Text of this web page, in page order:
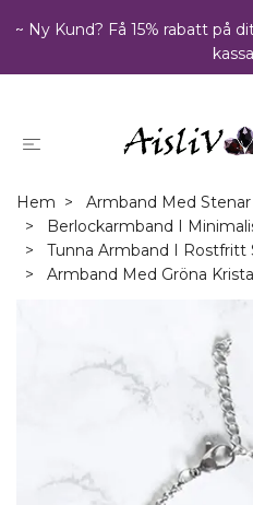
~ Ny Kund? Få 15% rabatt på
Hem
Armband Med
Berlockarmband I
Tunna Armband I Rostfritt
Armband Med Gröna